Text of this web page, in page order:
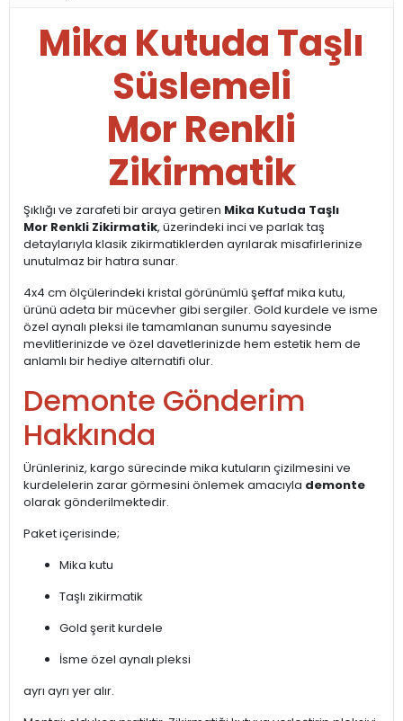
Mika Kutuda Taşlı
Süslemeli
Mor Renkli
Zikirmatik
Şıklığı ve zarafeti bir araya getiren Mika Kutuda Taşlı
Mor Renkli Zikirmatik, üzerindeki inci ve parlak taş
detaylarıyla klasik zikirmatiklerden ayrılarak misafirlerinize
unutulmaz bir hatıra sunar.
4x4 cm ölçülerindeki kristal görünümlü şeffaf mika kutu,
ürünü adeta bir mücevher gibi sergiler. Gold kurdele ve isme
özel aynalı pleksi ile tamamlanan sunumu sayesinde
mevlitlerinizde ve özel davetlerinizde hem estetik hem de
anlamlı bir hediye alternatifi olur.
Demonte Gönderim
Hakkında
Ürünleriniz, kargo sürecinde mika kutuların çizilmesini ve
kurdelelerin zarar görmesini önlemek amacıyla demonte
olarak gönderilmektedir.
Paket içerisinde;
Mika kutu
Taşlı zikirmatik
Gold şerit kurdele
İsme özel aynalı pleksi
ayrı ayrı yer alır.